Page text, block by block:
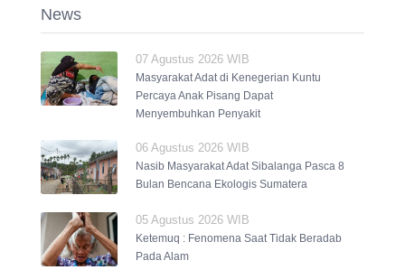
News
07 Agustus 2026 WIB
Masyarakat Adat di Kenegerian Kuntu
Percaya Anak Pisang Dapat
Menyembuhkan Penyakit
06 Agustus 2026 WIB
Nasib Masyarakat Adat Sibalanga Pasca 8
Bulan Bencana Ekologis Sumatera
05 Agustus 2026 WIB
Ketemuq : Fenomena Saat Tidak Beradab
Pada Alam